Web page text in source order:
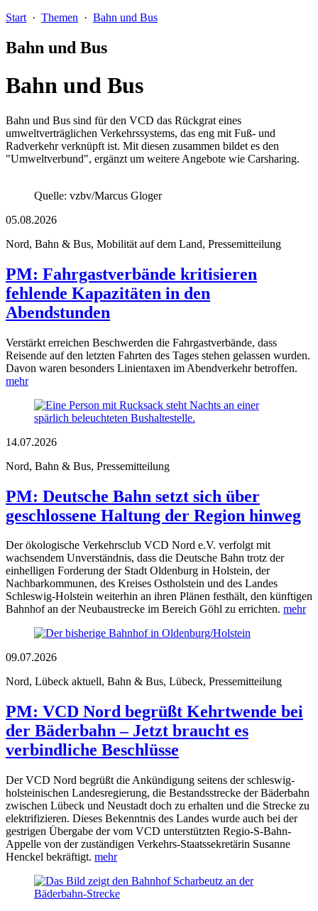
Start · Themen · Bahn und Bus
Bahn und Bus
Bahn und Bus
Bahn und Bus sind für den VCD das Rückgrat eines
umweltverträglichen Verkehrssystems, das eng mit Fuß- und
Radverkehr verknüpft ist. Mit diesen zusammen bildet es den
"Umweltverbund", ergänzt um weitere Angebote wie Carsharing.
Quelle: vzbv/Marcus Gloger
05.08.2026
Nord, Bahn & Bus, Mobilität auf dem Land, Pressemitteilung
PM: Fahrgastverbände kritisieren
fehlende Kapazitäten in den
Abendstunden
Verstärkt erreichen Beschwerden die Fahrgastverbände, dass
Reisende auf den letzten Fahrten des Tages stehen gelassen wurden.
Davon waren besonders Linientaxen im Abendverkehr betroffen.
mehr
14.07.2026
Nord, Bahn & Bus, Pressemitteilung
PM: Deutsche Bahn setzt sich über
geschlossene Haltung der Region hinweg
Der ökologische Verkehrsclub VCD Nord e.V. verfolgt mit
wachsendem Unverständnis, dass die Deutsche Bahn trotz der
einhelligen Forderung der Stadt Oldenburg in Holstein, der
Nachbarkommunen, des Kreises Ostholstein und des Landes
Schleswig-Holstein weiterhin an ihren Plänen festhält, den künftigen
Bahnhof an der Neubaustrecke im Bereich Göhl zu errichten. mehr
09.07.2026
Nord, Lübeck aktuell, Bahn & Bus, Lübeck, Pressemitteilung
PM: VCD Nord begrüßt Kehrtwende bei
der Bäderbahn – Jetzt braucht es
verbindliche Beschlüsse
Der VCD Nord begrüßt die Ankündigung seitens der schleswig-
holsteinischen Landesregierung, die Bestandsstrecke der Bäderbahn
zwischen Lübeck und Neustadt doch zu erhalten und die Strecke zu
elektrifizieren. Dieses Bekenntnis des Landes wurde auch bei der
gestrigen Übergabe der vom VCD unterstützten Regio-S-Bahn-
Appelle von der zuständigen Verkehrs-Staatssekretärin Susanne
Henckel bekräftigt. mehr